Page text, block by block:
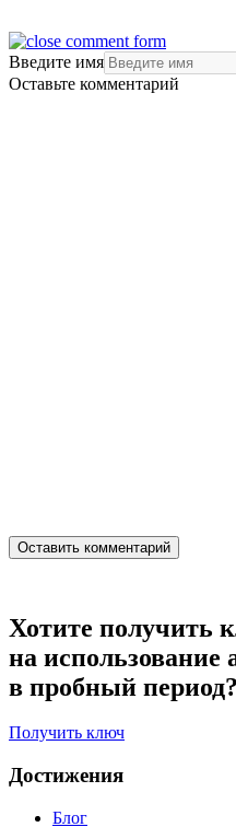
Введите имя
Оставьте комментарий
Хотите получить
на использование
в пробный период?
Получить ключ
Достижения
Блог